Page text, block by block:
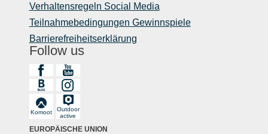
Verhaltensregeln Social Media
Teilnahmebedingungen Gewinnspiele
Barrierefreiheitserklärung
Follow us
Komoot
Outdoor
active
EUROPÄISCHE UNION